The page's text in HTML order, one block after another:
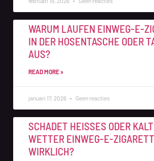
WARUM LAUFEN EINWEG-E-
IN DER HOSENTASCHE ODER
AUS?
READ MORE »
januari 17, 2026 Geen reacties
SCHADET HEISSES ODER
ETTER EINWEG-E-
IRKLICH?